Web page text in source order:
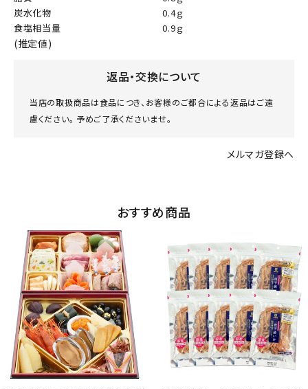
炭水化物
0.4ｇ
食塩相当量
0.9ｇ
(推定値)
返品・交換について
当店の取扱商品は食品につき、お客様のご都合による返品はご遠
慮ください。 予めご了承くださいませ。
メルマガ登録へ
おすすめ商品